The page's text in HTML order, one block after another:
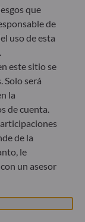
contra Rusia
Unión
informamos
reglamentos
de
bielorruso,
o a
en
de un
o
que
de
uso de esta
este sitio se
Solo será
la
de cuenta.
de la
le
un asesor